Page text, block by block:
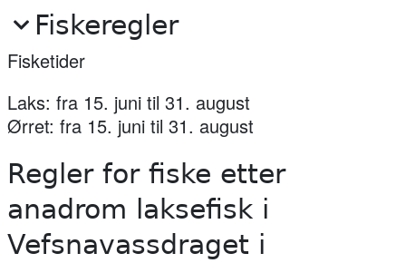
Fiskeregler
Fisketider
Laks: fra 15. juni til 31. august
Ørret: fra 15. juni til 31. august
Regler for fiske etter
anadrom laksefisk i
Vefsnavassdraget i